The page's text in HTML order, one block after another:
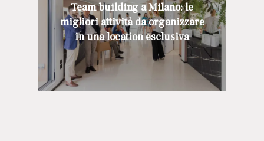
Team building a Milano: le
migliori attività da organizzare
in una location esclusiva